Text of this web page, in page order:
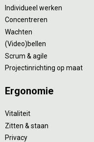
Individueel werken
Concentreren
Wachten
(Video)bellen
Scrum & agile
Projectinrichting op maat
Ergonomie
Vitaliteit
Zitten & staan
Privacy